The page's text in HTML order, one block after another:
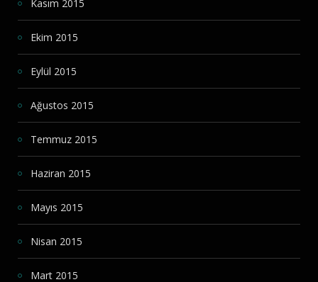
Kasım 2015
Ekim 2015
Eylül 2015
Ağustos 2015
Temmuz 2015
Haziran 2015
Mayıs 2015
Nisan 2015
Mart 2015